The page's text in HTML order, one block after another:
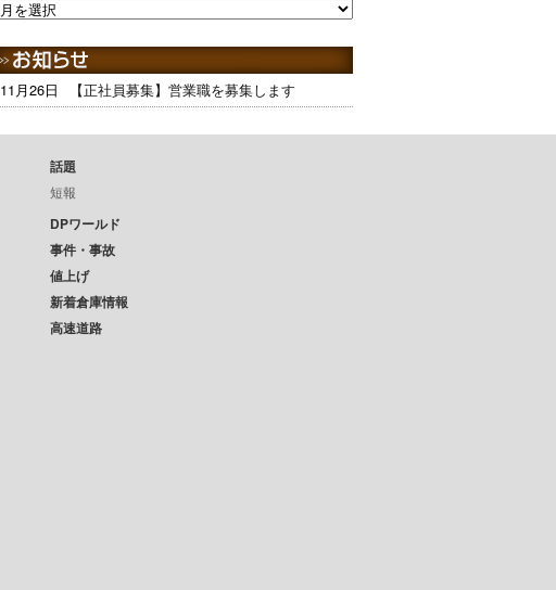
11月26日 【正社員募集】営業職を募集します
話題
短報
DPワールド
事件・事故
値上げ
新着倉庫情報
高速道路